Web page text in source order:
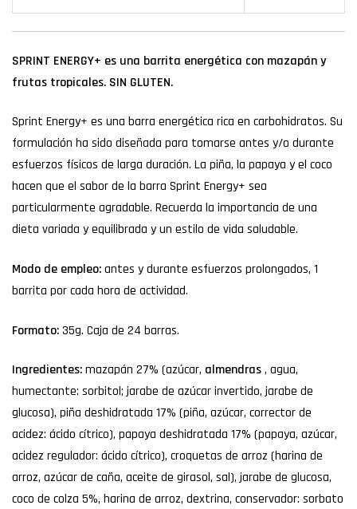
SPRINT ENERGY+ es una barrita energética con mazapán y
frutas tropicales. SIN GLUTEN.
Sprint Energy+ es una barra energética rica en carbohidratos. Su
formulación ha sido diseñada para tomarse antes y/o durante
esfuerzos físicos de larga duración. La piña, la papaya y el coco
hacen que el sabor de la barra Sprint Energy+ sea
particularmente agradable. Recuerda la importancia de una
dieta variada y equilibrada y un estilo de vida saludable.
Modo de empleo:antes y durante esfuerzos prolongados, 1
barrita por cada hora de actividad.
Formato:35g. Caja de 24 barras.
Ingredientes:mazapán 27% (azúcar, almendras, agua,
humectante: sorbitol; jarabe de azúcar invertido, jarabe de
glucosa), piña deshidratada 17% (piña, azúcar, corrector de
acidez: ácido cítrico), papaya deshidratada 17% (papaya, azúcar,
acidez regulador: ácido cítrico), croquetas de arroz (harina de
arroz, azúcar de caña, aceite de girasol, sal), jarabe de glucosa,
coco de colza 5%, harina de arroz, dextrina, conservador: sorbato